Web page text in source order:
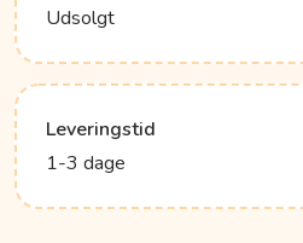
Udsolgt
Leveringstid
1-3 dage